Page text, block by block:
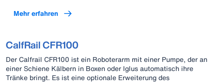
Mehr erfahren
CalfRail CFR100
Der Calfrail CFR100 ist ein Roboterarm mit einer Pumpe, der an
einer Schiene Kälbern in Boxen oder Iglus automatisch ihre
Tränke bringt. Es ist eine optionale Erweiterung des